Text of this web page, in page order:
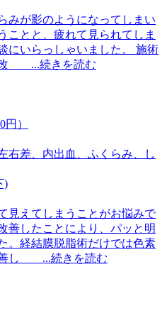
みが影のようになってしまい
ことと、疲れて見られてしま
にいらっしゃいました。 ⁡施術
改 ...続きを読む
）
右差、内出血、ふくらみ、し
見えてしまうことがお悩みで
善したことにより、パッと明
。経結膜脱脂術だけでは色素
善し ...続きを読む